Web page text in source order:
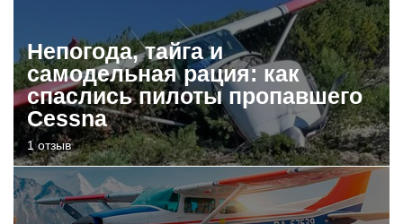
Непогода, тайга и
самодельная рация: как
спаслись пилоты пропавшего
Cessna
1 отзыв